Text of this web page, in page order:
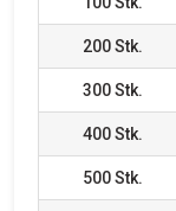
200Stk.
300Stk.
400Stk.
500Stk.